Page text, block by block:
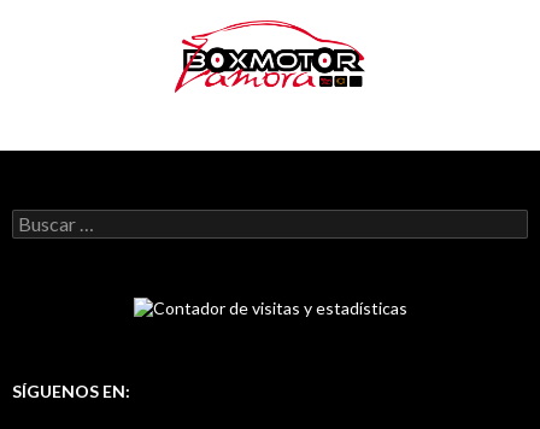
B
u
SÍGUENOS EN: